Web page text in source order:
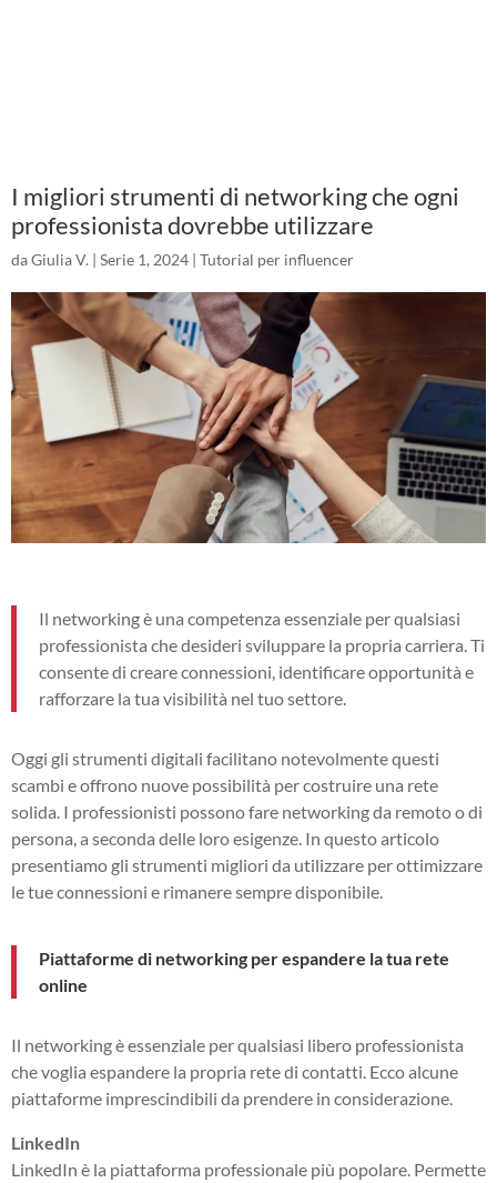
I migliori strumenti di networking che ogni
professionista dovrebbe utilizzare
daGiulia V. | Serie 1, 2024 | Tutorial per influencer
Il networking è una competenza essenziale per qualsiasi
professionista che desideri sviluppare la propria carriera. Ti
consente di creare connessioni, identificare opportunità e
rafforzare la tua visibilità nel tuo settore.
Oggi gli strumenti digitali facilitano notevolmente questi
scambi e offrono nuove possibilità per costruire una rete
solida. I professionisti possono fare networking da remoto o di
persona, a seconda delle loro esigenze. In questo articolo
presentiamo gli strumenti migliori da utilizzare per ottimizzare
le tue connessioni e rimanere sempre disponibile.
Piattaforme di networking per espandere la tua rete
online
Il networking è essenziale per qualsiasi libero professionista
che voglia espandere la propria rete di contatti. Ecco alcune
piattaforme imprescindibili da prendere in considerazione.
LinkedIn
LinkedIn è la piattaforma professionale più popolare. Permette